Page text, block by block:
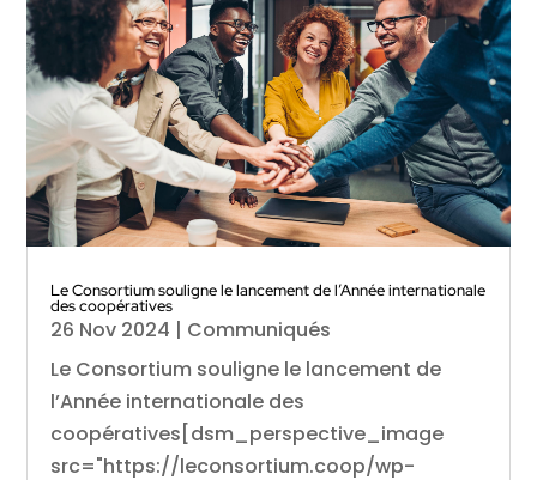
Le Consortium souligne le lancement de l’Année internationale
des coopératives
26 Nov 2024 | Communiqués
Le Consortium souligne le lancement de
l’Année internationale des
coopératives[dsm_perspective_image
src="https://leconsortium.coop/wp-